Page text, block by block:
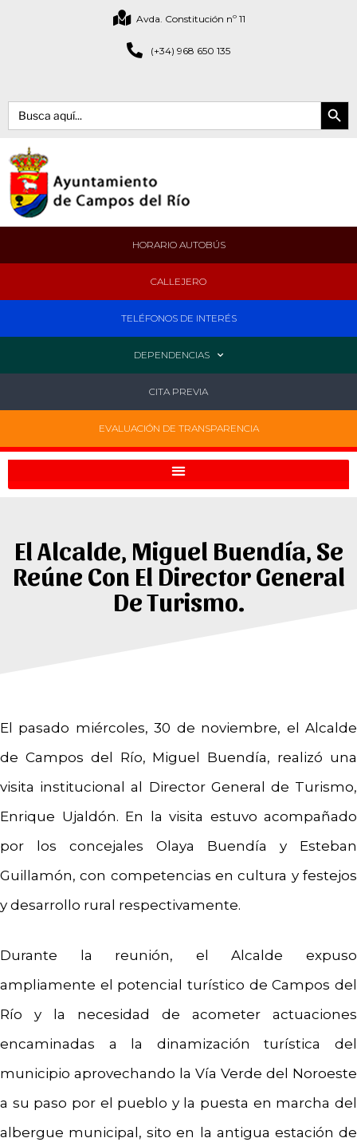
Avda. Constitución nº 11
(+34) 968 650 135
Buscar: Botón de
HORARIO AUTOBÚS
CALLEJERO
TELÉFONOS DE INTERÉS
DEPENDENCIAS
CITA PREVIA
EVALUACIÓN DE TRANSPARENCIA
El Alcalde, Miguel Buendía, Se
Reúne Con El Director General
De Turismo.
El pasado miércoles, 30 de noviembre, el Alcalde
de Campos del Río, Miguel Buendía, realizó una
visita institucional al Director General de Turismo,
Enrique Ujaldón. En la visita estuvo acompañado
por los concejales Olaya Buendía y Esteban
Guillamón, con competencias en cultura y festejos
y desarrollo rural respectivamente.
Durante la reunión, el Alcalde expuso
ampliamente el potencial turístico de Campos del
Río y la necesidad de acometer actuaciones
encaminadas a la dinamización turística del
municipio aprovechando la Vía Verde del Noroeste
a su paso por el pueblo y la puesta en marcha del
albergue municipal, sito en la antigua estación de